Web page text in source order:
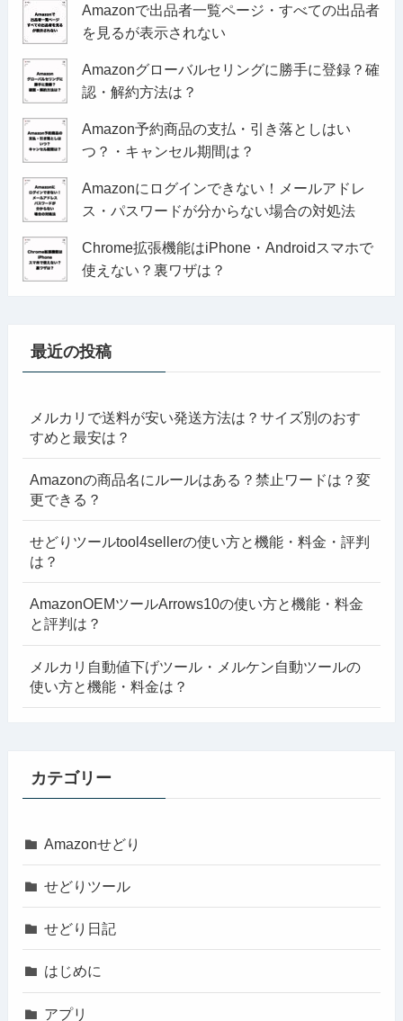
Amazonで出品者一覧ページ・すべての出品者
を見るが表示されない
Amazonグローバルセリングに勝手に登録？確
認・解約方法は？
Amazon予約商品の支払・引き落としはい
つ？・キャンセル期間は？
Amazonにログインできない！メールアドレ
ス・パスワードが分からない場合の対処法
Chrome拡張機能はiPhone・Androidスマホで
使えない？裏ワザは？
最近の投稿
メルカリで送料が安い発送方法は？サイズ別のおす
すめと最安は？
Amazonの商品名にルールはある？禁止ワードは？変
更できる？
せどりツールtool4sellerの使い方と機能・料金・評判
は？
AmazonOEMツールArrows10の使い方と機能・料金
と評判は？
メルカリ自動値下げツール・メルケン自動ツールの
使い方と機能・料金は？
カテゴリー
Amazonせどり
せどりツール
せどり日記
はじめに
アプリ